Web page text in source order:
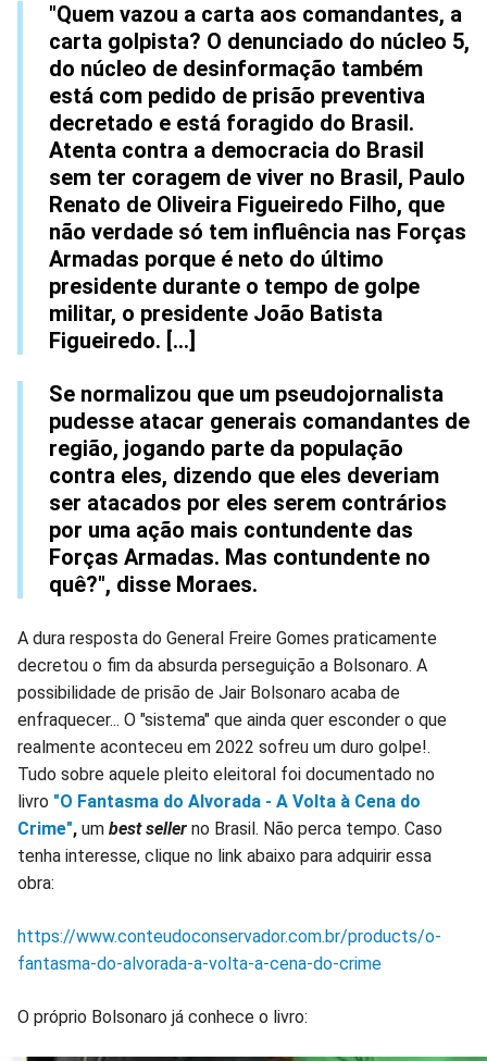
"Quem vazou a carta aos comandantes, a
carta golpista? O denunciado do núcleo 5,
do núcleo de desinformação também
está com pedido de prisão preventiva
decretado e está foragido do Brasil.
Atenta contra a democracia do Brasil
sem ter coragem de viver no Brasil, Paulo
Renato de Oliveira Figueiredo Filho, que
não verdade só tem influência nas Forças
Armadas porque é neto do último
presidente durante o tempo de golpe
militar, o presidente João Batista
Figueiredo. [...]
Se normalizou que um pseudojornalista
pudesse atacar generais comandantes de
região, jogando parte da população
contra eles, dizendo que eles deveriam
ser atacados por eles serem contrários
por uma ação mais contundente das
Forças Armadas. Mas contundente no
quê?", disse Moraes.
A dura resposta do General Freire Gomes praticamente
decretou o fim da absurda perseguição a Bolsonaro. A
possibilidade de prisão de Jair Bolsonaro acaba de
enfraquecer... O "sistema" que ainda quer esconder o que
realmente aconteceu em 2022 sofreu um duro golpe!.
Tudo sobre aquele pleito eleitoral foi documentado no
livro "O Fantasma do Alvorada - A Volta à Cena do
Crime", um best seller no Brasil. Não perca tempo. Caso
tenha interesse, clique no link abaixo para adquirir essa
obra:
https://www.conteudoconservador.com.br/products/o-
fantasma-do-alvorada-a-volta-a-cena-do-crime
O próprio Bolsonaro já conhece o livro: